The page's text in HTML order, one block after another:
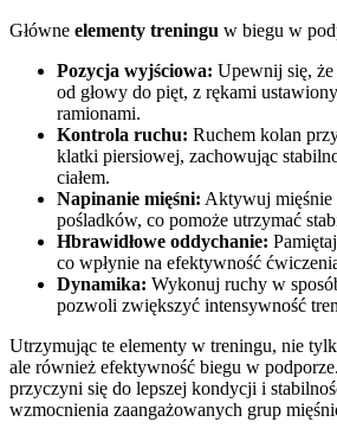
Główne elementy treningu w biegu w
Pozycja wyjściowa: Upewnij się, że
od głowy do pięt, z rękami
ramionami.
Kontrola ruchu: Ruchem kolan
klatki piersiowej, zachowując
ciałem.
Napinanie mięśni: Aktywuj mięśnie
pośladków, co pomoże utrzymać
Hbrawidłowe oddychanie:
co wpłynie na efektywność
Dynamika: Wykonuj ruchy w
pozwoli zwiększyć intensywność
Utrzymując te elementy w treningu, nie
ale również efektywność biegu w
przyczyni się do lepszej kondycji i
wzmocnienia zaangażowanych grup